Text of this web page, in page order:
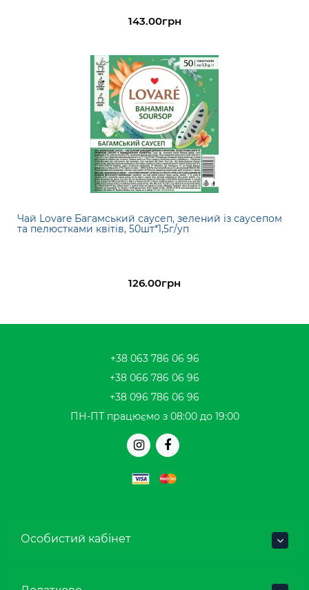
143.00грн
Чай Lovare Багамський саусеп, зелений із саусепом
та пелюстками квітів, 50шт*1,5г/уп
126.00грн
+38 063 786 06 96
+38 066 786 06 96
+38 096 786 06 96
ПН-ПТ працюємо з 08:00 до 19:00
Особистий кабінет